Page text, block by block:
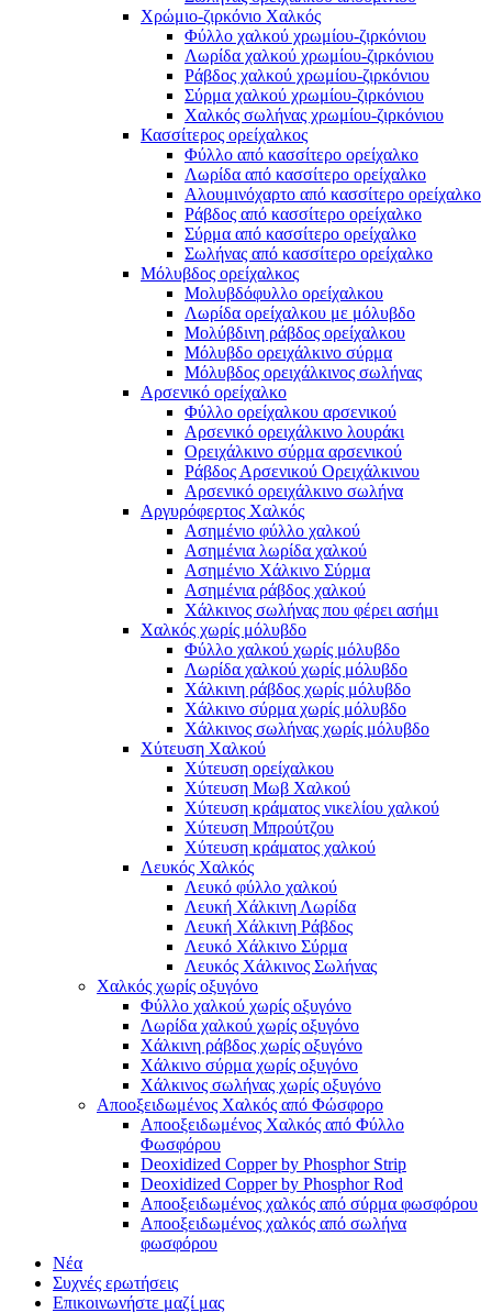
Χρώμιο-ζιρκόνιο Χαλκός
Φύλλο χαλκού χρωμίου-ζιρκόνιου
Λωρίδα χαλκού χρωμίου-ζιρκόνιου
Ράβδος χαλκού χρωμίου-ζιρκόνιου
Σύρμα χαλκού χρωμίου-ζιρκόνιου
Χαλκός σωλήνας χρωμίου-ζιρκόνιου
Κασσίτερος ορείχαλκος
Φύλλο από κασσίτερο ορείχαλκο
Λωρίδα από κασσίτερο ορείχαλκο
Αλουμινόχαρτο από κασσίτερο ορείχαλκο
Ράβδος από κασσίτερο ορείχαλκο
Σύρμα από κασσίτερο ορείχαλκο
Σωλήνας από κασσίτερο ορείχαλκο
Μόλυβδος ορείχαλκος
Μολυβδόφυλλο ορείχαλκου
Λωρίδα ορείχαλκου με μόλυβδο
Μολύβδινη ράβδος ορείχαλκου
Μόλυβδο ορειχάλκινο σύρμα
Μόλυβδος ορειχάλκινος σωλήνας
Αρσενικό ορείχαλκο
Φύλλο ορείχαλκου αρσενικού
Αρσενικό ορειχάλκινο λουράκι
Ορειχάλκινο σύρμα αρσενικού
Ράβδος Αρσενικού Ορειχάλκινου
Αρσενικό ορειχάλκινο σωλήνα
Αργυρόφερτος Χαλκός
Ασημένιο φύλλο χαλκού
Ασημένια λωρίδα χαλκού
Ασημένιο Χάλκινο Σύρμα
Ασημένια ράβδος χαλκού
Χάλκινος σωλήνας που φέρει ασήμι
Χαλκός χωρίς μόλυβδο
Φύλλο χαλκού χωρίς μόλυβδο
Λωρίδα χαλκού χωρίς μόλυβδο
Χάλκινη ράβδος χωρίς μόλυβδο
Χάλκινο σύρμα χωρίς μόλυβδο
Χάλκινος σωλήνας χωρίς μόλυβδο
Χύτευση Χαλκού
Χύτευση ορείχαλκου
Χύτευση Μωβ Χαλκού
Χύτευση κράματος νικελίου χαλκού
Χύτευση Μπρούτζου
Χύτευση κράματος χαλκού
Λευκός Χαλκός
Λευκό φύλλο χαλκού
Λευκή Χάλκινη Λωρίδα
Λευκή Χάλκινη Ράβδος
Λευκό Χάλκινο Σύρμα
Λευκός Χάλκινος Σωλήνας
Χαλκός χωρίς οξυγόνο
Φύλλο χαλκού χωρίς οξυγόνο
Λωρίδα χαλκού χωρίς οξυγόνο
Χάλκινη ράβδος χωρίς οξυγόνο
Χάλκινο σύρμα χωρίς οξυγόνο
Χάλκινος σωλήνας χωρίς οξυγόνο
Αποοξειδωμένος Χαλκός από Φώσφορο
Αποοξειδωμένος Χαλκός από Φύλλο
Φωσφόρου
Deoxidized Copper by Phosphor Strip
Deoxidized Copper by Phosphor Rod
Αποοξειδωμένος χαλκός από σύρμα φωσφόρου
Αποοξειδωμένος χαλκός από σωλήνα
φωσφόρου
Νέα
Συχνές ερωτήσεις
Επικοινωνήστε μαζί μας